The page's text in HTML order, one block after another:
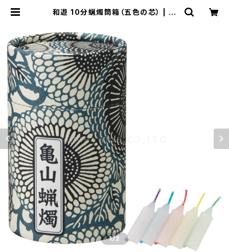
和遊 10分蝋燭筒箱（五色の芯） | 香
1/2